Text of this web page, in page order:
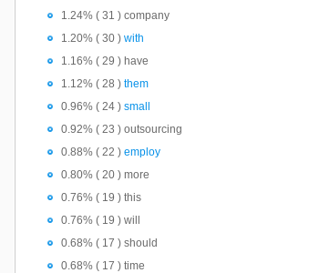
1.24% ( 31 ) company
1.20% ( 30 )with
1.16% ( 29 ) have
1.12% ( 28 )them
0.96% ( 24 )small
0.92% ( 23 ) outsourcing
0.88% ( 22 )employ
0.80% ( 20 ) more
0.76% ( 19 ) this
0.76% ( 19 ) will
0.68% ( 17 ) should
0.68% ( 17 ) time